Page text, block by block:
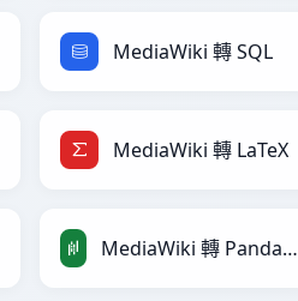
MediaWiki 轉 SQL
MediaWiki 轉 LaTeX
MediaWiki 轉 PandasDataFrame